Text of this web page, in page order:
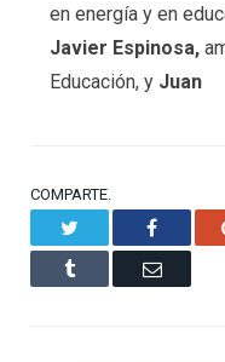
en energía y en
Javier Espinosa,
Educación, y Juan
COMPARTE.
Tumblr Email